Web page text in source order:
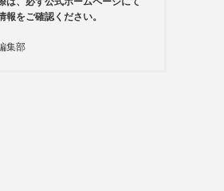
報をご確認ください。
集部